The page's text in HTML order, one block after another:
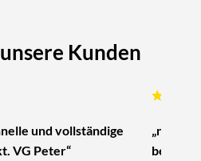
Kunden
und vollständige
VG Peter“
„nur zu